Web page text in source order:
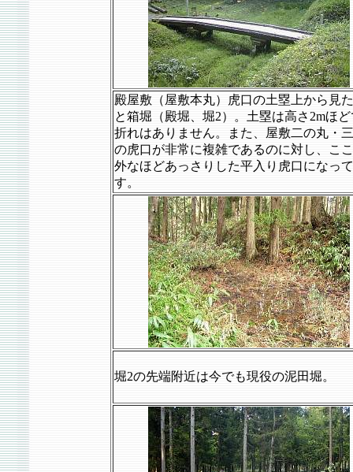
殿屋敷（屋敷本丸）虎口の土塁上から見
と箱堀（殿堀、堀2）。土塁は高さ2mほ
折れはありません。また、屋敷二の丸・
の虎口が非常に複雑であるのに対し、こ
外なほどあっさりした平入り虎口になっ
す。
堀2の先端附近は今でも現役の泥田堀。